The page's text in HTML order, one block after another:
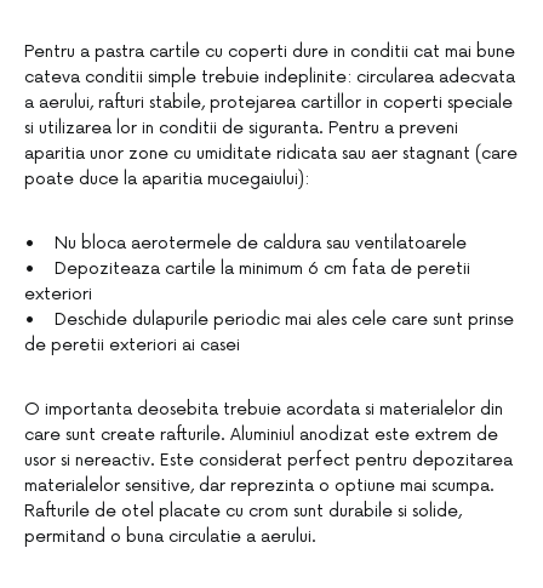
Pentru a pastra cartile cu coperti dure in conditii cat mai bune
cateva conditii simple trebuie indeplinite: circularea adecvata
a aerului, rafturi stabile, protejarea cartillor in coperti speciale
si utilizarea lor in conditii de siguranta. Pentru a preveni
aparitia unor zone cu umiditate ridicata sau aer stagnant (care
poate duce la aparitia mucegaiului):
• Nu bloca aerotermele de caldura sau ventilatoarele
• Depoziteaza cartile la minimum 6 cm fata de peretii
exteriori
• Deschide dulapurile periodic mai ales cele care sunt prinse
de peretii exteriori ai casei
O importanta deosebita trebuie acordata si materialelor din
care sunt create rafturile. Aluminiul anodizat este extrem de
usor si nereactiv. Este considerat perfect pentru depozitarea
materialelor sensitive, dar reprezinta o optiune mai scumpa.
Rafturile de otel placate cu crom sunt durabile si solide,
permitand o buna circulatie a aerului.